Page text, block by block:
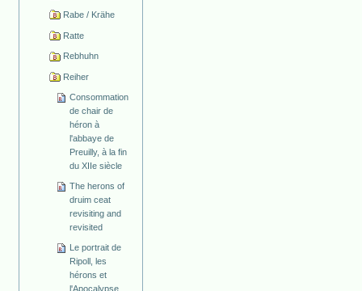
Rabe / Krähe
Ratte
Rebhuhn
Reiher
Consommation
de chair de
héron à
l'abbaye de
Preuilly, à la fin
du XIIe siècle
The herons of
druim ceat
revisiting and
revisited
Le portrait de
Ripoll, les
hérons et
l'Apocalypse